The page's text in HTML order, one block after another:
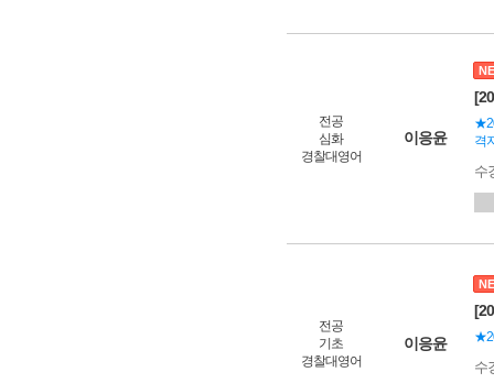
전공
심화
경찰대영어
이응윤
격
수
전공
기초
경찰대영어
이응윤
수